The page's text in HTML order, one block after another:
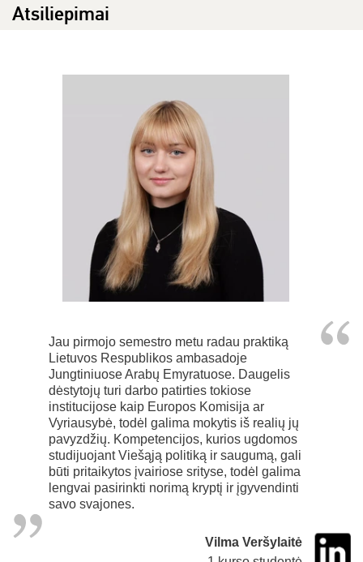
Atsiliepimai
Jau pirmojo semestro metu radau praktiką
Lietuvos Respublikos ambasadoje
Jungtiniuose Arabų Emyratuose. Daugelis
dėstytojų turi darbo patirties tokiose
institucijose kaip Europos Komisija ar
Vyriausybė, todėl galima mokytis iš realių jų
pavyzdžių. Kompetencijos, kurios ugdomos
studijuojant Viešąją politiką ir saugumą, gali
būti pritaikytos įvairiose srityse, todėl galima
lengvai pasirinkti norimą kryptį ir įgyvendinti
savo svajones.
Vilma Veršylaitė